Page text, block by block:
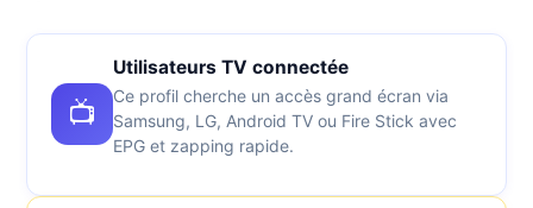
📺
Utilisateurs TV connectée
Ce profil cherche un accès grand écran via
Samsung, LG, Android TV ou Fire Stick avec
EPG et zapping rapide.